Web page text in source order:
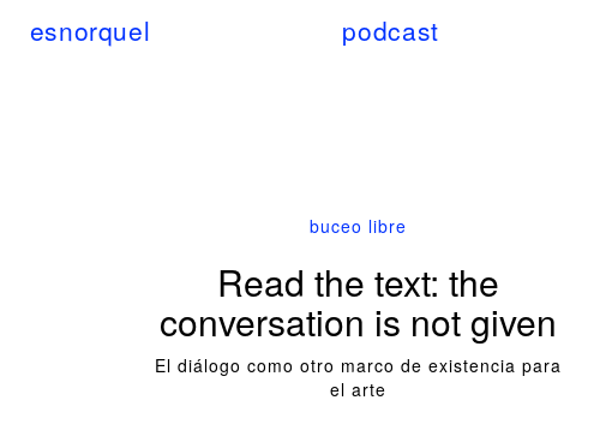
esnorquel podcast
buceo libre
Read the text: the
conversation is not given
El diálogo como otro marco de existencia para
el arte